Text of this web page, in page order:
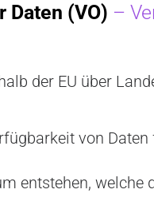
(VO) –
der EU über
von
entstehen, welche